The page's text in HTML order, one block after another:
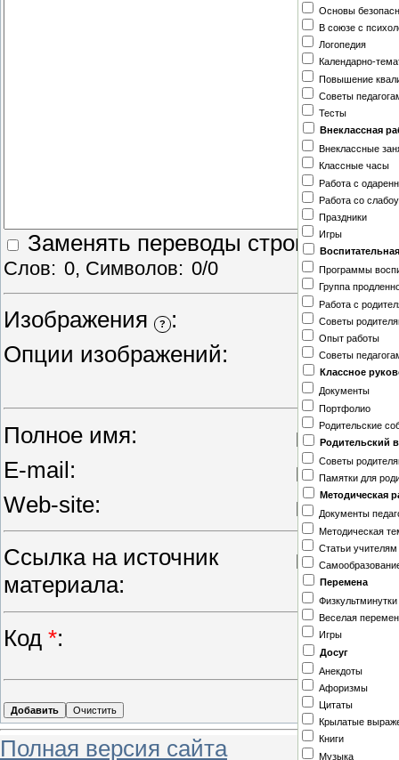
Основы
В союзе с
Логопедия
Календарно-
Повышение
Советы
Тесты
Внеклассная
Внеклассные
Классные часы
Работа с
Работа со
Праздники
Игры
Программы
Группа
Работа с
Советы
Опыт работы
Советы
Классное
Документы
Портфолио
Родительские
Родительский
Советы
Памятки для
Методическая
Документы
Методическая
Статьи учителям
Перемена
Физкультминутки
Веселая
Игры
Досуг
Анекдоты
Афоризмы
Цитаты
Крылатые
Книги
Музыка
Заменять переводы строк тегом
Слов: 0, Символов: 0/0
Изображения ? :
Опции изображений:
Полное имя:
E-mail:
Web-site:
Ссылка на источник
материала:
Код *:
Полная версия сайта